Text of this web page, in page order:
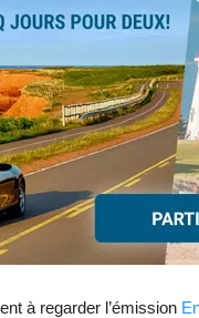
à regarder l’émission